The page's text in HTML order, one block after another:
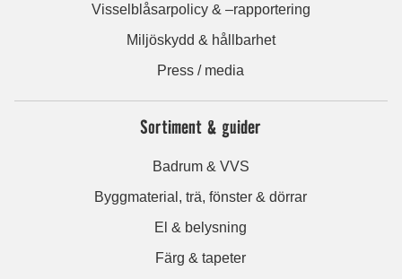
Visselblåsarpolicy & –rapportering
Miljöskydd & hållbarhet
Press / media
Sortiment & guider
Badrum & VVS
Byggmaterial, trä, fönster & dörrar
El & belysning
Färg & tapeter